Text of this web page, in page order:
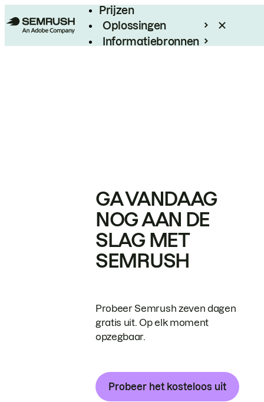
Prijzen
Oplossingen
Informatiebronnen
GA VANDAAG
NOG AAN DE
SLAG MET
SEMRUSH
Probeer Semrush zeven dagen
gratis uit. Op elk moment
opzegbaar.
Probeer het kosteloos uit